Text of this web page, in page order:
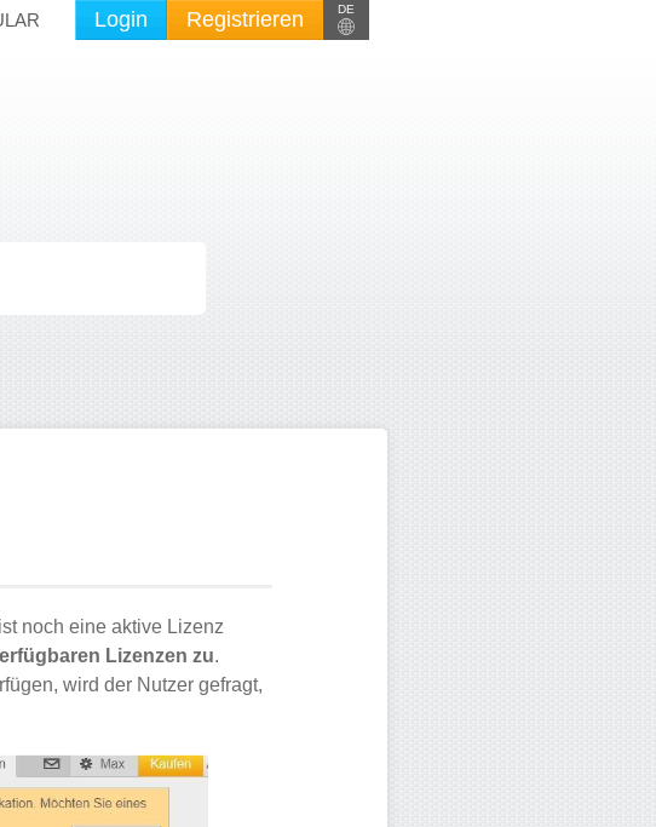
Login Registrieren DE
noch eine aktive Lizenz
Lizenzen zu.
wird der Nutzer gefragt,